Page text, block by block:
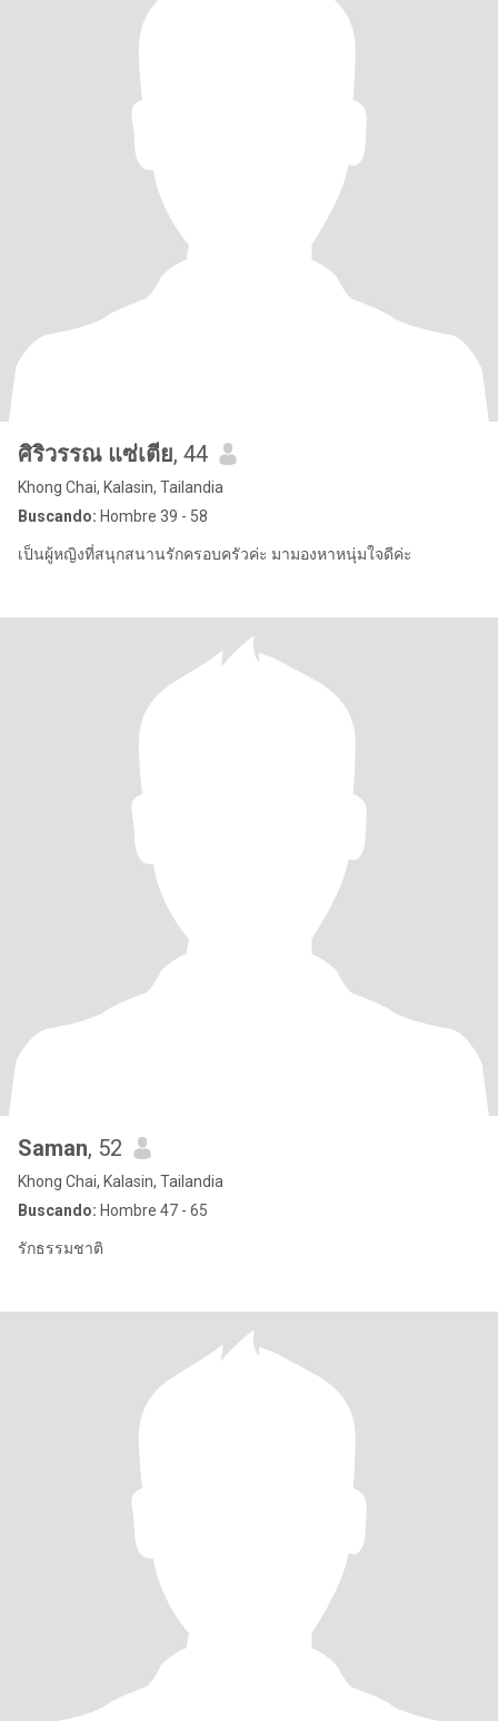
ศิริวรรณ แซ่เตีย, 44
Khong Chai, Kalasin, Tailandia
Buscando: Hombre 39 - 58
เป็นผู้หญิงที่สนุกสนานรักครอบครัวค่ะ มามองหาหนุ่มใจดีค่ะ
Saman, 52
Khong Chai, Kalasin, Tailandia
Buscando: Hombre 47 - 65
รักธรรมชาติ